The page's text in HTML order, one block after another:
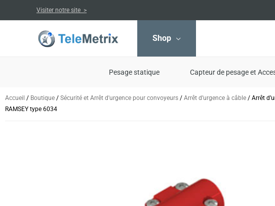
au
Visiter notre site >
Shop
Pesage statique Capteur de pesage et
Accueil / Boutique / Sécurité et Arrêt d'urgence pour convoyeurs / Arrêt d’urgence à câble / Arrêt
RAMSEY type 6034